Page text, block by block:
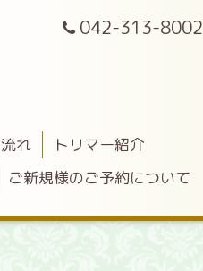
042-313-8002
れ
トリマー紹介
ご新規様のご予約について